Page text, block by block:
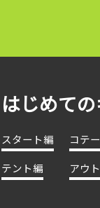
はじめての
スタート編
コテ
テント編
アウ